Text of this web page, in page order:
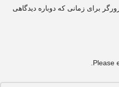
برای زمانی که دوباره دیدگاهی
Please